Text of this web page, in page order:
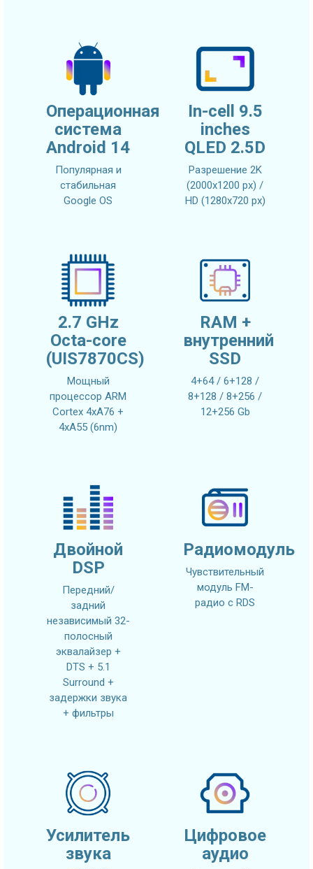
Операционная
система
Android 14
Популярная и
стабильная
Google OS
In-cell 9.5
inches
QLED 2.5D
Разрешение 2K
(2000x1200 px) /
HD (1280x720 px)
2.7 GHz
Octa-core
(UIS7870CS)
Мощный
процессор ARM
Cortex 4xA76 +
4xA55 (6nm)
RAM +
внутренний
SSD
4+64 / 6+128 /
8+128 / 8+256 /
12+256 Gb
Двойной
DSP
Передний/
задний
независимый 32-
полосный
эквалайзер +
DTS + 5.1
Surround +
задержки звука
+ фильтры
Радиомодуль
Чувствительный
модуль FM-
радио с RDS
Усилитель
звука
Цифровое
аудио